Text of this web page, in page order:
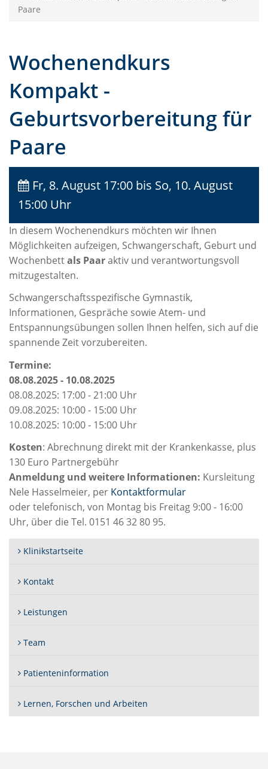
Paare
Wochenendkurs
Kompakt -
Geburtsvorbereitung für
Paare
Fr, 8. August 17:00 bis So, 10. August
15:00 Uhr
In diesem Wochenendkurs möchten wir Ihnen
Möglichkeiten aufzeigen, Schwangerschaft, Geburt und
Wochenbettals Paaraktiv und verantwortungsvoll
mitzugestalten.
Schwangerschaftsspezifische Gymnastik,
Informationen, Gespräche sowie Atem- und
Entspannungsübungen sollen Ihnen helfen, sich auf die
spannende Zeit vorzubereiten.
Termine:
08.08.2025 - 10.08.2025
08.08.2025: 17:00 - 21:00 Uhr
09.08.2025: 10:00 - 15:00 Uhr
10.08.2025: 10:00 - 15:00 Uhr
Kosten: Abrechnung direkt mit der Krankenkasse, plus
130 Euro Partnergebühr
Anmeldung und weitere Informationen: Kursleitung
Nele Hasselmeier, per Kontaktformular
oder telefonisch, von Montag bis Freitag 9:00 - 16:00
Uhr, über die Tel. 0151 46 32 80 95.
Klinikstartseite
Kontakt
Leistungen
Team
Patienteninformation
Lernen, Forschen und Arbeiten